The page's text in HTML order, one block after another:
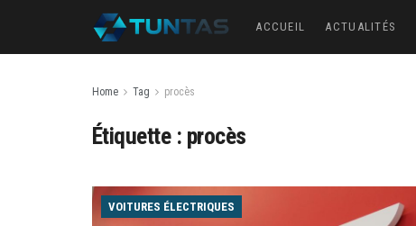
ACCUEIL ACTUALITÉS
Home Tag procès
Étiquette : procès
VOITURES ÉLECTRIQUES